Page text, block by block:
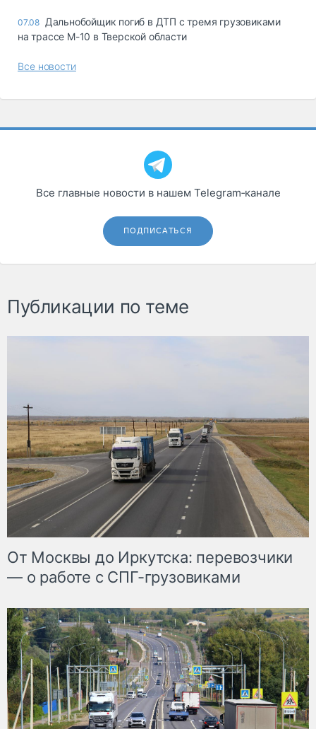
07.08 Дальнобойщик погиб в ДТП с тремя грузовиками
на трассе М-10 в Тверской области
Все новости
Все главные новости в нашем Telegram‑канале
ПОДПИСАТЬСЯ
Публикации по теме
От Москвы до Иркутска: перевозчики
— о работе с СПГ-грузовиками